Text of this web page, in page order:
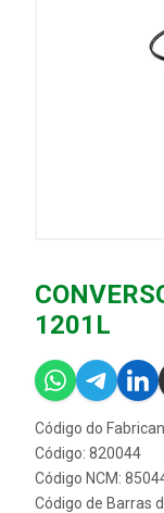
1201L
Código do
Código: 820044
Código NCM:
Código de Barras